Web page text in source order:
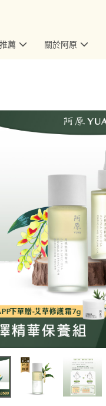
薦 關於阿原